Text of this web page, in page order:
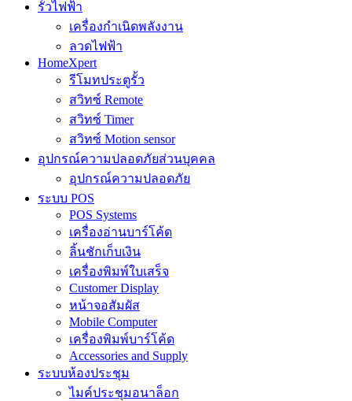
รั้วไฟฟ้า
เครื่องกำเนิดพลังงาน
ลวดไฟฟ้า
HomeXpert
รีโมทประตูรั้ว
สวิทซ์ Remote
สวิทซ์ Timer
สวิทซ์ Motion sensor
อุปกรณ์ความปลอดภัยส่วนบุคคล
อุปกรณ์ความปลอดภัย
ระบบ POS
POS Systems
เครื่องอ่านบาร์โค้ด
ลิ้นชักเก็บเงิน
เครื่องพิมพ์ใบเสร็จ
Customer Display
หน้าจอสัมผัส
Mobile Computer
เครื่องพิมพ์บาร์โค้ด
Accessories and Supply
ระบบห้องประชุม
ไมค์ประชุมอนาล็อก